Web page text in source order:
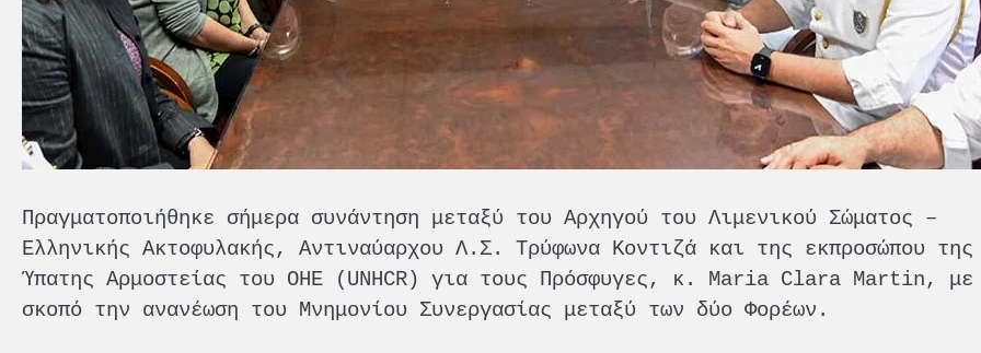
Πραγματοποιήθηκε σήμερα συνάντηση μεταξύ του Αρχηγού του Λιμενικού Σώματος –
Ελληνικής Ακτοφυλακής, Αντιναύαρχου Λ.Σ. Τρύφωνα Κοντιζά και της εκπροσώπου της
Ύπατης Αρμοστείας του ΟΗΕ (UNHCR) για τους Πρόσφυγες, κ. Maria Clara Martin, με
σκοπό την ανανέωση του Μνημονίου Συνεργασίας μεταξύ των δύο Φορέων.